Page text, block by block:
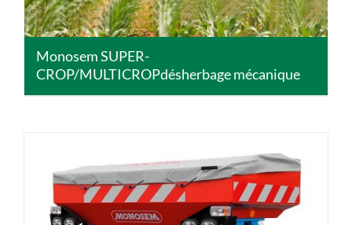
Monosem SUPER-
CROP/MULTICROPdésherbage mécanique